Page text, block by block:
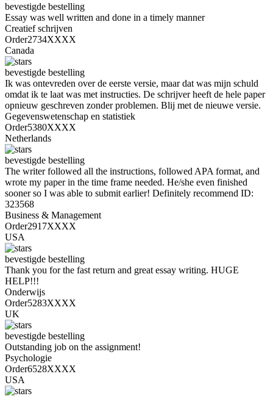
bevestigde bestelling
Essay was well written and done in a timely manner
Creatief schrijven
Order2734XXXX
Canada
bevestigde bestelling
Ik was ontevreden over de eerste versie, maar dat was mijn schuld
omdat ik te laat was met instructies. De schrijver heeft de hele paper
opnieuw geschreven zonder problemen. Blij met de nieuwe versie.
Gegevenswetenschap en statistiek
Order5380XXXX
Netherlands
bevestigde bestelling
The writer followed all the instructions, followed APA format, and
wrote my paper in the time frame needed. He/she even finished
sooner so I was able to submit earlier! Definitely recommend ID:
323568
Business & Management
Order2917XXXX
USA
bevestigde bestelling
Thank you for the fast return and great essay writing. HUGE
HELP!!!
Onderwijs
Order5283XXXX
UK
bevestigde bestelling
Outstanding job on the assignment!
Psychologie
Order6528XXXX
USA